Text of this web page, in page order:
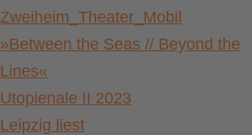
Zweiheim_Theater_Mobil
»Between the Seas // Beyond the
Lines«
Utopienale II 2023
Leipzig liest